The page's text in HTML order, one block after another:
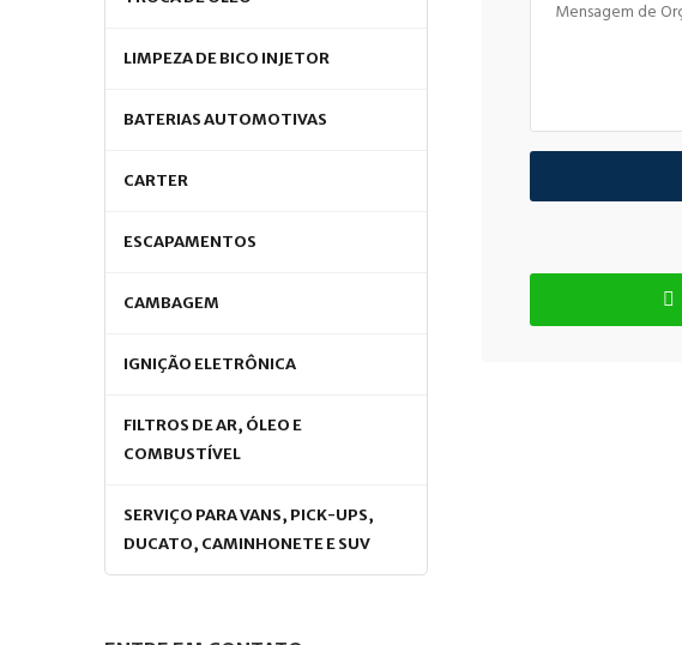
LIMPEZA DE BICO INJETOR
BATERIAS AUTOMOTIVAS
CARTER
ESCAPAMENTOS
CAMBAGEM
IGNIÇÃO ELETRÔNICA
FILTROS DE AR, ÓLEO E
COMBUSTÍVEL
SERVIÇO PARA VANS, PICK-UPS,
DUCATO, CAMINHONETE E SUV